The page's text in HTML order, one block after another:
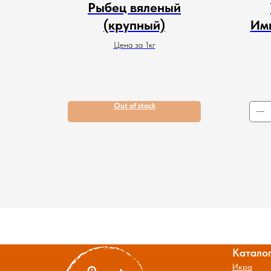
Рыбец вяленый
(крупный)
Цена за 1кг
Out of stock
Икра